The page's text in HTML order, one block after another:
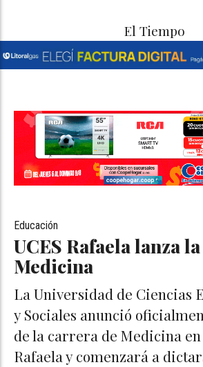
El Tiempo
UCES Rafaela lanza
Medicina
La Universidad de Ciencias
y Sociales anunció
de la carrera de Medicina en
Rafaela y comenzará a
Educación